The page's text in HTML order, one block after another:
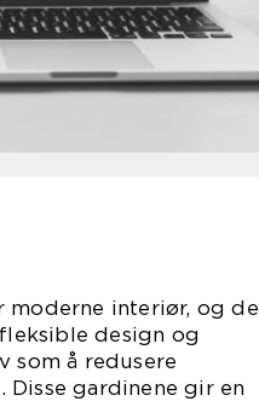
interiør, og de
design og
som å redusere
gardinene gir en